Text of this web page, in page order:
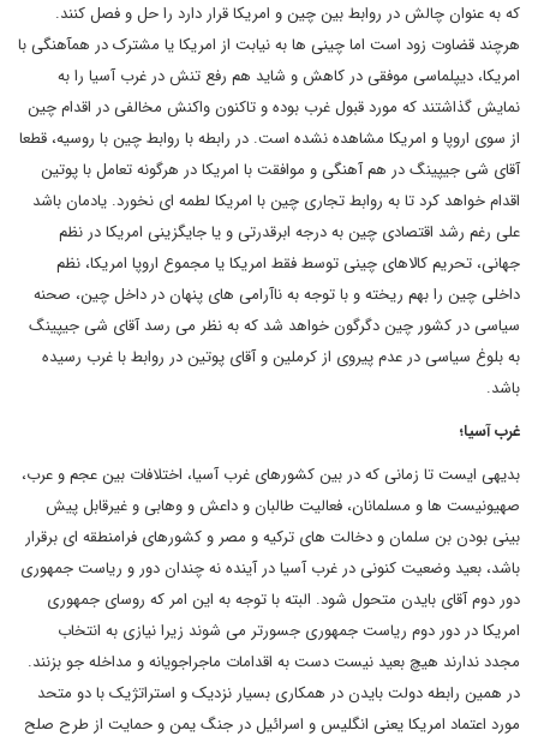
که به عنوان چالش در روابط بین چین و امریکا قرار دارد را حل و فصل کنند.
هرچند قضاوت زود است اما چینی ها به نیابت از امریکا یا مشترک در همآهنگی با
امریکا، دیپلماسی موفقی در کاهش و شاید هم رفع تنش در غرب آسیا را به
نمایش گذاشتند که مورد قبول غرب بوده و تاکنون واکنش مخالفی در اقدام چین
از سوی اروپا و امریکا مشاهده نشده است. در رابطه با روابط چین با روسیه، قطعا
آقای شی جیپینگ در هم آهنگی و موافقت با امریکا در هرگونه تعامل با پوتین
اقدام خواهد کرد تا به روابط تجاری چین با امریکا لطمه ای نخورد. یادمان باشد
علی رغم رشد اقتصادی چین به درجه ابرقدرتی و یا جایگزینی امریکا در نظم
جهانی، تحریم کالاهای چینی توسط فقط امریکا یا مجموع اروپا امریکا، نظم
داخلی چین را بهم ریخته و با توجه به ناآرامی های پنهان در داخل چین، صحنه
سیاسی در کشور چین دگرگون خواهد شد که به نظر می رسد آقای شی جیپینگ
به بلوغ سیاسی در عدم پیروی از کرملین و آقای پوتین در روابط با غرب رسیده
باشد.
غرب آسیا؛
بدیهی ایست تا زمانی که در بین کشورهای غرب آسیا، اختلافات بین عجم و عرب،
صهیونیست ها و مسلمانان، فعالیت طالبان و داعش و وهابی و غیرقابل پیش
بینی بودن بن سلمان و دخالت های ترکیه و مصر و کشورهای فرامنطقه ای برقرار
باشد، بعید وضعیت کنونی در غرب آسیا در آینده نه چندان دور و ریاست جمهوری
دور دوم آقای بایدن متحول شود. البته با توجه به این امر که روسای جمهوری
امریکا در دور دوم ریاست جمهوری جسورتر می شوند زیرا نیازی به انتخاب
مجدد ندارند هیچ بعید نیست دست به اقدامات ماجراجویانه و مداخله جو بزنند.
در همین رابطه دولت بایدن در همکاری بسیار نزدیک و استراتژیک با دو متحد
مورد اعتماد امریکا یعنی انگلیس و اسرائیل در جنگ یمن و حمایت از طرح صلح